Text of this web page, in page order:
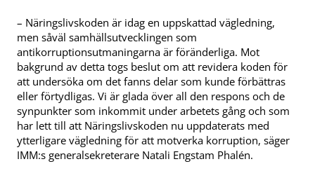
– Näringslivskoden är idag en uppskattad vägledning,
men såväl samhällsutvecklingen som
antikorruptionsutmaningarna är föränderliga. Mot
bakgrund av detta togs beslut om att revidera koden för
att undersöka om det fanns delar som kunde förbättras
eller förtydligas. Vi är glada över all den respons och de
synpunkter som inkommit under arbetets gång och som
har lett till att Näringslivskoden nu uppdaterats med
ytterligare vägledning för att motverka korruption, säger
IMM:s generalsekreterare Natali Engstam Phalén.